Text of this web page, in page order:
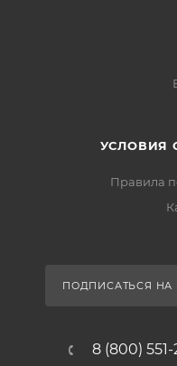
УСЛОВИЯ
Правила
ПОДПИСАТЬСЯ НА
8 (800)